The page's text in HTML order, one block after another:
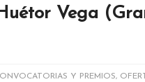
Vega
Y PREMIOS,